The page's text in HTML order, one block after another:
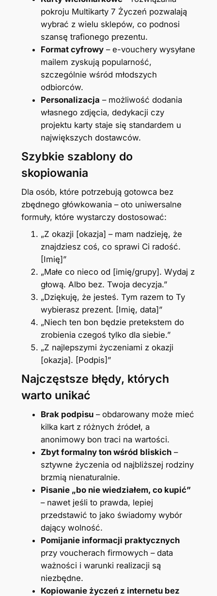
pokroju Multikarty 7 Życzeń pozwalają
wybrać z wielu sklepów, co podnosi
szansę trafionego prezentu.
Format cyfrowy– e-vouchery wysyłane
mailem zyskują popularność,
szczególnie wśród młodszych
odbiorców.
Personalizacja – możliwość dodania
własnego zdjęcia, dedykacji czy
projektu karty staje się standardem u
największych dostawców.
Szybkie szablony do
skopiowania
Dla osób, które potrzebują gotowca bez
zbędnego główkowania – oto uniwersalne
formuły, które wystarczy dostosować:
„Z okazji [okazja] – mam nadzieję, że
znajdziesz coś, co sprawi Ci radość.
[Imię]”
„Małe co nieco od [imię/grupy]. Wydaj z
głową. Albo bez. Twoja decyzja.”
„Dziękuję, że jesteś. Tym razem to Ty
wybierasz prezent. [Imię, data]”
„Niech ten bon będzie pretekstem do
zrobienia czegoś tylko dla siebie.”
„Z najlepszymi życzeniami z okazji
[okazja]. [Podpis]”
Najczęstsze błędy, których
warto unikać
Brak podpisu– obdarowany może mieć
kilka kart z różnych źródeł, a
anonimowy bon traci na wartości.
Zbyt formalny ton wśród bliskich–
sztywne życzenia od najbliższej rodziny
brzmią nienaturalnie.
Pisanie „bo nie wiedziałem, co kupić”
– nawet jeśli to prawda, lepiej
przedstawić to jako świadomy wybór
dający wolność.
Pomijanie informacji praktycznych
przy voucherach firmowych – data
ważności i warunki realizacji są
niezbędne.
Kopiowanie życzeń z internetu bez